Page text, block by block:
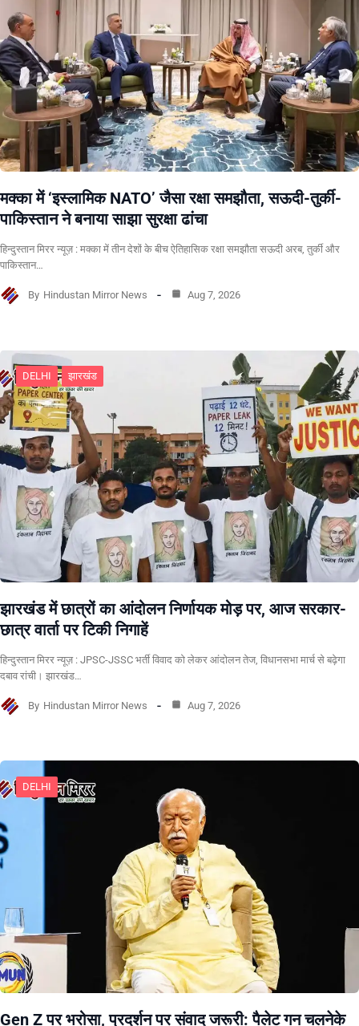
मक्का में ‘इस्लामिक NATO’ जैसा रक्षा समझौता, सऊदी-तुर्की-
पाकिस्तान ने बनाया साझा सुरक्षा ढांचा
हिन्दुस्तान मिरर न्यूज़ : मक्का में तीन देशों के बीच ऐतिहासिक रक्षा समझौता सऊदी अरब, तुर्की और
पाकिस्तान…
By Hindustan Mirror News Aug 7, 2026
DELHI झारखंड
झारखंड में छात्रों का आंदोलन निर्णायक मोड़ पर, आज सरकार-
छात्र वार्ता पर टिकी निगाहें
हिन्दुस्तान मिरर न्यूज़ : JPSC-JSSC भर्ती विवाद को लेकर आंदोलन तेज, विधानसभा मार्च से बढ़ेगा
दबाव रांची। झारखंड…
By Hindustan Mirror News Aug 7, 2026
DELHI
Gen Z पर भरोसा, प्रदर्शन पर संवाद जरूरी: पैलेट गन चलनेके